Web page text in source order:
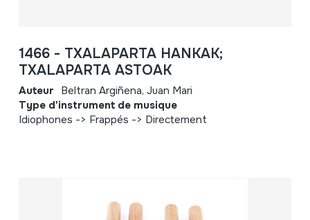
1466 - TXALAPARTA HANKAK;
TXALAPARTA ASTOAK
Auteur Beltran Argiñena, Juan Mari
Type d'instrument de musique
Idiophones -> Frappés -> Directement